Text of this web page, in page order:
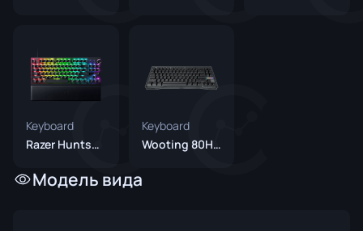
Keyboard
Razer Huntsman V3 Pro TKL Black
Keyboard
Wooting 80HE Ghost
Модель вида